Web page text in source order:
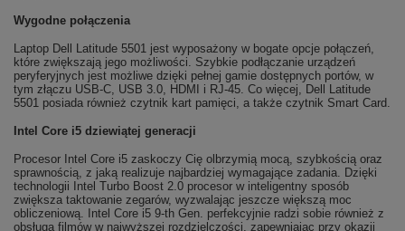
Wygodne połączenia
Laptop Dell Latitude 5501 jest wyposażony w bogate opcje połączeń,
które zwiększają jego możliwości. Szybkie podłączanie urządzeń
peryferyjnych jest możliwe dzięki pełnej gamie dostępnych portów, w
tym złączu USB-C, USB 3.0, HDMI i RJ-45. Co więcej, Dell Latitude
5501 posiada również czytnik kart pamięci, a także czytnik Smart Card.
Intel Core i5 dziewiątej generacji
Procesor Intel Core i5 zaskoczy Cię olbrzymią mocą, szybkością oraz
sprawnością, z jaką realizuje najbardziej wymagające zadania. Dzięki
technologii Intel Turbo Boost 2.0 procesor w inteligentny sposób
zwiększa taktowanie zegarów, wyzwalając jeszcze większą moc
obliczeniową. Intel Core i5 9-th Gen. perfekcyjnie radzi sobie również z
obsługą filmów w najwyższej rozdzielczości, zapewniając przy okazji